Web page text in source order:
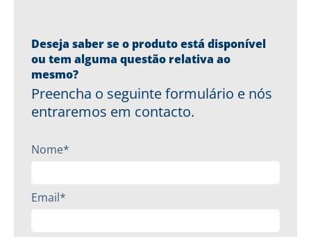
Deseja saber se o produto está disponível
ou tem alguma questão relativa ao
mesmo?
Preencha o seguinte formulário e nós
entraremos em contacto.
Nome*
Email*